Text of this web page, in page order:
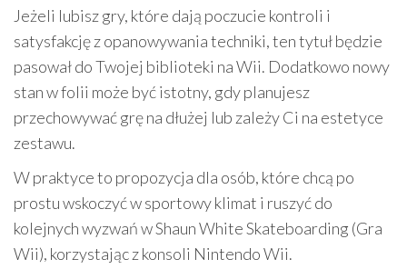
Jeżeli lubisz gry, które dają poczucie kontroli i
satysfakcję z opanowywania techniki, ten tytuł będzie
pasował do Twojej biblioteki na Wii. Dodatkowo nowy
stan w folii może być istotny, gdy planujesz
przechowywać grę na dłużej lub zależy Ci na estetyce
zestawu.
W praktyce to propozycja dla osób, które chcą po
prostu wskoczyć w sportowy klimat i ruszyć do
kolejnych wyzwań w Shaun White Skateboarding (Gra
Wii), korzystając z konsoli Nintendo Wii.